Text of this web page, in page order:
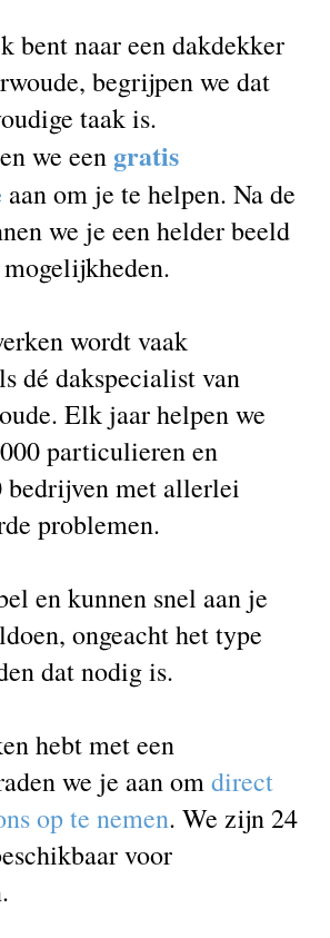
bent naar een dakdekker
begrijpen we dat
taak is.
we een gratis
aan om je te helpen. Na de
we je een helder beeld
mogelijkheden.
wordt vaak
dé dakspecialist van
Elk jaar helpen we
particulieren en
bedrijven met allerlei
problemen.
en kunnen snel aan je
ongeacht het type
dat nodig is.
hebt met een
we je aan omdirect
op te nemen. We zijn 24
voor